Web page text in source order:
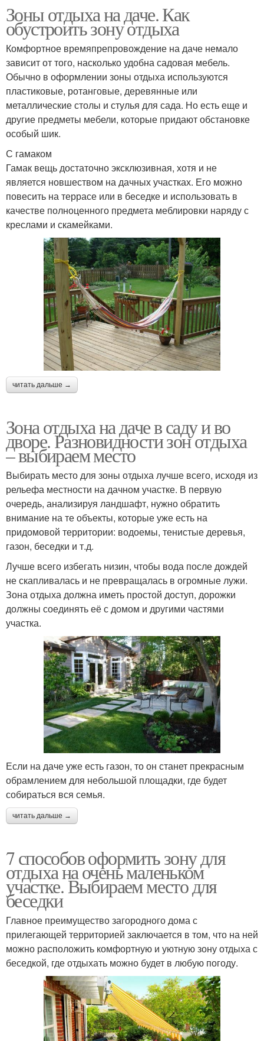
Зоны отдыха на даче. Как
обустроить зону отдыха
Комфортное времяпрепровождение на даче немало
зависит от того, насколько удобна садовая мебель.
Обычно в оформлении зоны отдыха используются
пластиковые, ротанговые, деревянные или
металлические столы и стулья для сада. Но есть еще и
другие предметы мебели, которые придают обстановке
особый шик.
С гамаком
Гамак вещь достаточно эксклюзивная, хотя и не
является новшеством на дачных участках. Его можно
повесить на террасе или в беседке и использовать в
качестве полноценного предмета меблировки наряду с
креслами и скамейками.
читать дальше →
Зона отдыха на даче в саду и во
дворе. Разновидности зон отдыха
– выбираем место
Выбирать место для зоны отдыха лучше всего, исходя из
рельефа местности на дачном участке. В первую
очередь, анализируя ландшафт, нужно обратить
внимание на те объекты, которые уже есть на
придомовой территории: водоемы, тенистые деревья,
газон, беседки и т.д.
Лучше всего избегать низин, чтобы вода после дождей
не скапливалась и не превращалась в огромные лужи.
Зона отдыха должна иметь простой доступ, дорожки
должны соединять её с домом и другими частями
участка.
Если на даче уже есть газон, то он станет прекрасным
обрамлением для небольшой площадки, где будет
собираться вся семья.
читать дальше →
7 способов оформить зону для
отдыха на очень маленьком
участке. Выбираем место для
беседки
Главное преимущество загородного дома с
прилегающей территорией заключается в том, что на ней
можно расположить комфортную и уютную зону отдыха с
беседкой, где отдыхать можно будет в любую погоду.